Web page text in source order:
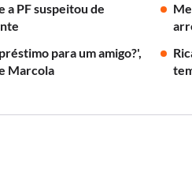
a PF suspeitou de
para um amigo?',
Marcola